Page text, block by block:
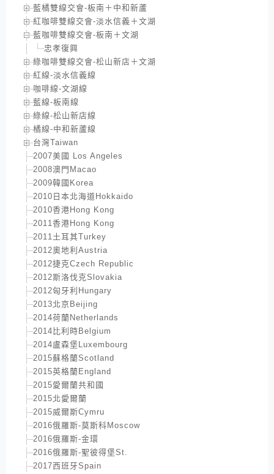
藍橘雙線交會-板南＋中和新蘆
紅咖啡雙線交會-淡水信義＋文湖
藍咖啡雙線交會-板南＋文湖
忠孝復興
綠咖啡雙線交會-松山新店＋文湖
紅線-淡水信義線
咖啡線-文湖線
藍線-板南線
綠線-松山新店線
橘線-中和新蘆線
台灣Taiwan
2007美國 Los Angeles
2008澳門Macao
2009韓國Korea
2010日本北海道Hokkaido
2010香港Hong Kong
2011香港Hong Kong
2011土耳其Turkey
2012奧地利Austria
2012捷克Czech Republic
2012斯洛伐克Slovakia
2012匈牙利Hungary
2013北京Beijing
2014荷蘭Netherlands
2014比利時Belgium
2014盧森堡Luxembourg
2015蘇格蘭Scotland
2015英格蘭England
2015愛爾蘭共和國
2015北愛爾蘭
2015威爾斯Cymru
2016俄羅斯-莫斯科Moscow
2016俄羅斯-金環
2016俄羅斯-聖彼得堡St.
2017西班牙Spain